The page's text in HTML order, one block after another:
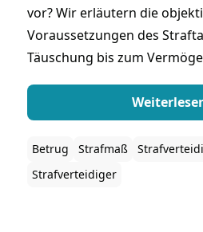
vor? Wir erläutern die
Voraussetzungen des
Täuschung bis zum
sowie die wichtigsten
Verteidigung.
Betrug Strafmaß
Strafverteidiger